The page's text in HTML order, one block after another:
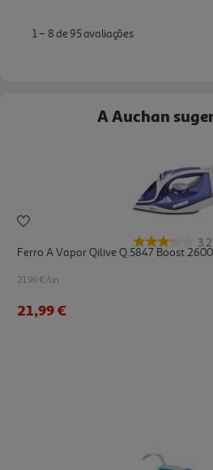
A Auchan
3.2
Ferro A Vapor Qilive Q.5847 Boost
21.99 €/un
21,99 €